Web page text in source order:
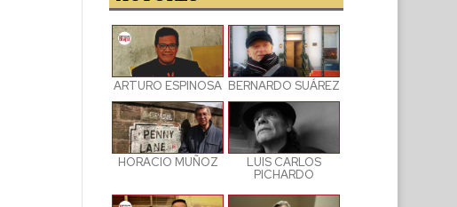
ARTURO ESPINOSA BERNARDO SUÁREZ
HORACIO MUÑOZ
LUIS CARLOS
PICHARDO